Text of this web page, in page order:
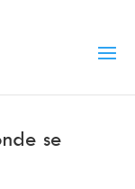
se